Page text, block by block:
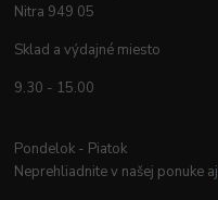
Nitra 949 05
Sklad a výdajné miesto
9.30 - 15.00
Pondelok - Piatok
Neprehliadnite v našej ponuke aj